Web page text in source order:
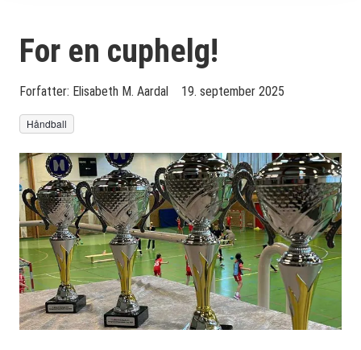
For en cuphelg!
Forfatter: Elisabeth M. Aardal 19. september 2025
Håndball